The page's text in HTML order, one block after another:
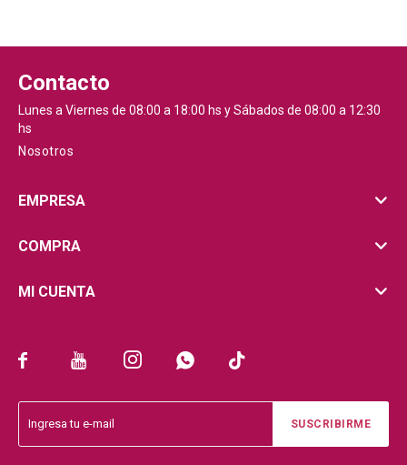
    
SUSCRIBIRME
Contacto
Lunes a Viernes de 08:00 a 18:00 hs y Sábados de 08:00 a 12:30
hs
Nosotros
EMPRESA
COMPRA
MI CUENTA